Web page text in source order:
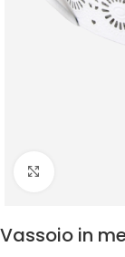
Vassoio in